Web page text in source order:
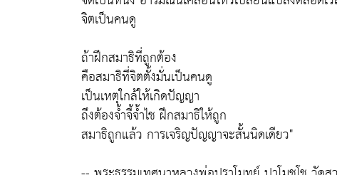
จิตเป็นคนดู
ถ้าฝึกสมาธิที่ถูกต้อง
คือสมาธิที่จิตตั้งมั่นเป็นคนดู
เป็นเหตุใกล้ให้เกิดปัญญา
ถึงต้องจ้ำจี้จ้ำไช ฝึกสมาธิให้ถูก
สมาธิถูกแล้ว การเจริญปัญญาจะสั้นนิดเดียว"